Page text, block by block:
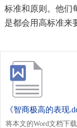
标准和原则。他们
是都会用高标准来
《智商极高的表现
将本文的Word文档下